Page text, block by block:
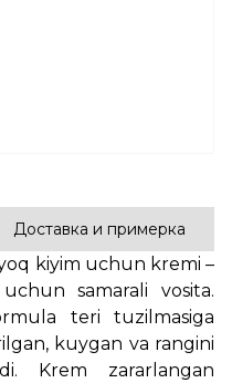
Доставка и примерка
kiyim uchun kremi –
samarali vosita.
teri tuzilmasiga
kuygan va rangini
Krem zararlangan